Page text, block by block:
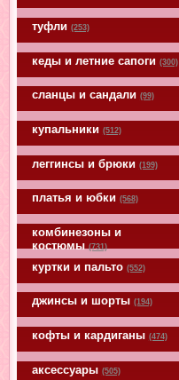
туфли (253)
кеды и летние сапоги (300)
сланцы и сандали (99)
купальники (512)
леггинсы и брюки (199)
платья и юбки (568)
комбинезоны и
костюмы (731)
куртки и пальто (552)
джинсы и шорты (194)
кофты и кардиганы (474)
аксессуары (505)